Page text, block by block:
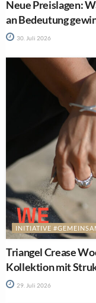
Neue Preislagen:
an Bedeutung
30. Juli 2026
INITIATIVE
Triangel Crease
Kollektion mit
29. Juli 2026